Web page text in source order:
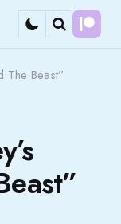
Search
The Beast”